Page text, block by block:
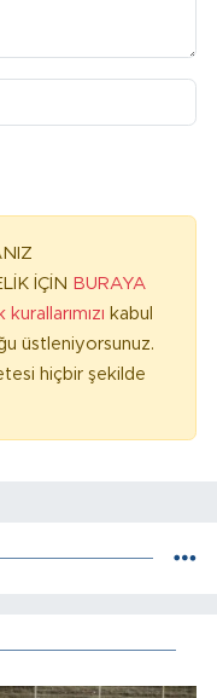
İÇİN BURAYA
kabul
üstleniyorsunuz.
hiçbir şekilde